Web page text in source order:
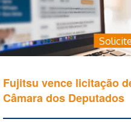
Fujitsu vence licitação
Câmara dos Deputados